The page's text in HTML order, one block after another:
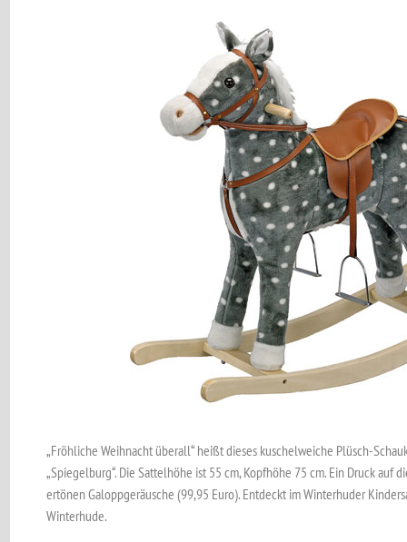
„Fröhliche Weihnacht überall“ heißt dieses kuschelweiche Plüsch-
„Spiegelburg“. Die Sattelhöhe ist 55 cm, Kopfhöhe 75 cm. Ein Druck auf
ertönen Galoppgeräusche (99,95 Euro). Entdeckt im Winterhuder
Winterhude.